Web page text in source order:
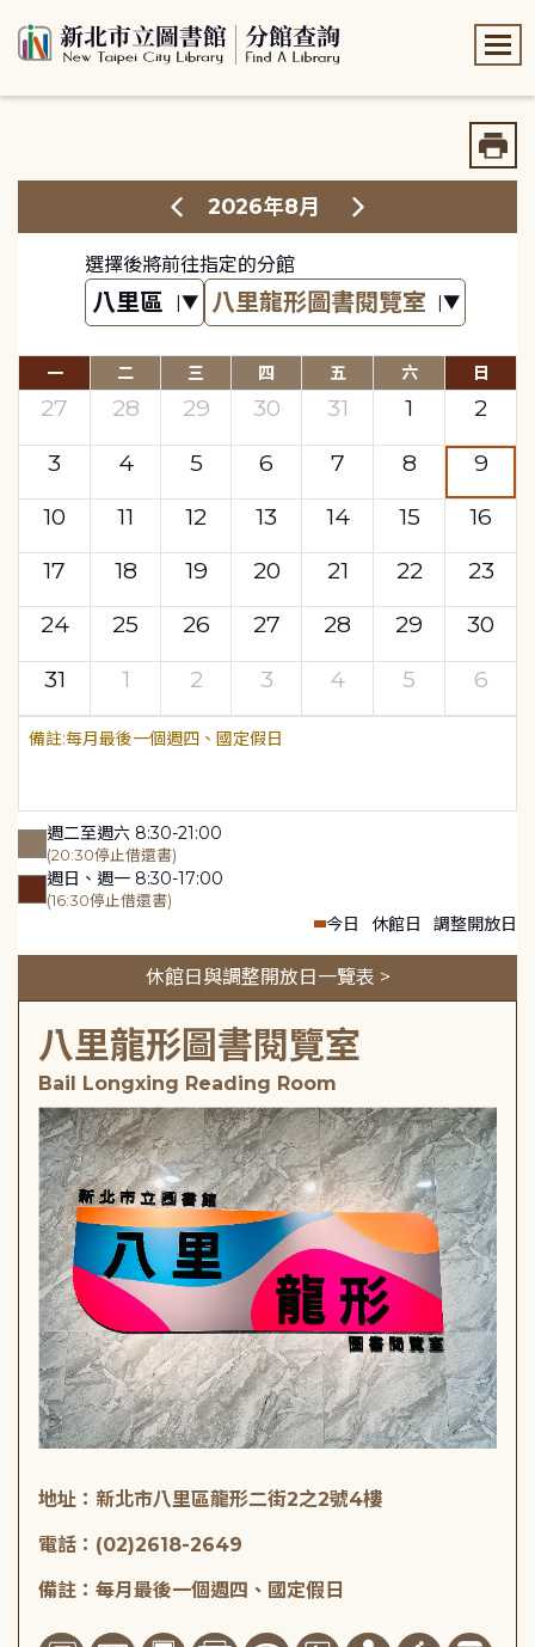
2026年8月
選擇後將前往指定的分館
一 二 三 四 五 六 日
27 28 29 30 31 1
2
3
4 5 6 7 8
9
10
11 12 13 14 15
16
17
18 19 20 21 22
23
24
25 26 27 28 29
30
31
1 2 3 4 5 6
每月最後一個週四、國定假日
週二至週六 8:30-21:00
(20:30停止借還書)
週日、週一 8:30-17:00
(16:30停止借還書)
今日 休館日 調整開放日
休館日與調整開放日一覽表 >
八里龍形圖書閱覽室
Bail Longxing Reading Room
地址：新北市八里區龍形二街2之2號4樓
電話：(02)2618-2649
備註：每月最後一個週四、國定假日